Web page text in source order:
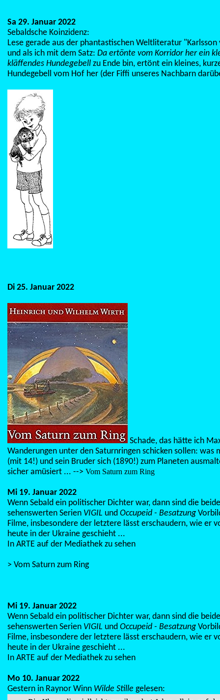
Sa 29. Januar 2022
Sebaldsche Koinzidenz:
Lese gerade aus der phantastischen Weltliteratur
und als ich mit dem Satz: Da ertönte vom Korridor her ein
kläffendes Hundegebell zu Ende bin, ertönt ein kleines,
Hundegebell vom Hof her (der Fiffi unseres Nachbarn
Di 25. Januar 2022
Schade, das hätte ich
Wanderungen unter den Saturnringen schicken sollen: was
(mit 14!) und sein Bruder sich (1890!) zum Planeten
sicher amüsiert ... --> Vom Saturn zum Ring
Mi 19. Januar 2022
Wenn Sebald ein politischer Dichter war, dann sind die
sehenswerten Serien VIGIL und Occupeid - Besatzung
Filme, insbesondere der letztere lässt erschaudern, wie er
heute in der Ukraine geschieht ...
In ARTE auf der Mediathek zu sehen
> Vom Saturn zum Ring
Mi 19. Januar 2022
Wenn Sebald ein politischer Dichter war, dann sind die
sehenswerten Serien VIGIL und Occupeid - Besatzung
Filme, insbesondere der letztere lässt erschaudern, wie er
heute in der Ukraine geschieht ...
In ARTE auf der Mediathek zu sehen
Mo 10. Januar 2022
Gestern in Raynor Winn Wilde Stille gelesen: